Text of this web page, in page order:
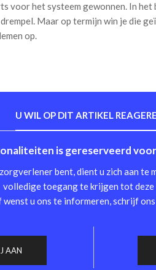
voor het systeem gewonnen. In
Maar op termijn win je die
op.
U WIL OP DIT ARTIKEL
is gereserveerd
bent, dient u zich aan te
volledige toegang te krijgen tot deze
u ons te informeren, schrijf ons
AAN